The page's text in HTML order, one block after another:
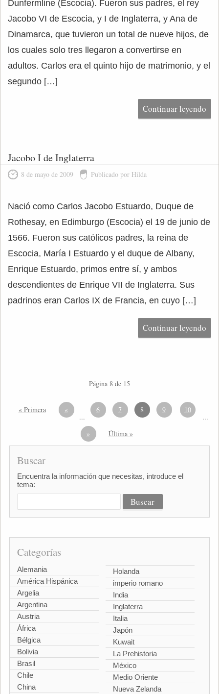
Dunfermline (Escocia). Fueron sus padres, el rey
Jacobo VI de Escocia, y I de Inglaterra, y Ana de
Dinamarca, que tuvieron un total de nueve hijos, de
los cuales solo tres llegaron a convertirse en
adultos. Carlos era el quinto hijo de matrimonio, y el
segundo […]
Continuar leyendo
Jacobo I de Inglaterra
8 de mayo de 2009 Publicado por Hilda
Nació como Carlos Jacobo Estuardo, Duque de
Rothesay, en Edimburgo (Escocia) el 19 de junio de
1566. Fueron sus católicos padres, la reina de
Escocia, María I Estuardo y el duque de Albany,
Enrique Estuardo, primos entre sí, y ambos
descendientes de Enrique VII de Inglaterra. Sus
padrinos eran Carlos IX de Francia, en cuyo […]
Continuar leyendo
Página 8 de 15
« Primera «
...
6 7 8 9 10
...
»
Última »
Buscar
Encuentra la información que necesitas, introduce el
tema:
Categorías
Alemania
América Hispánica
Argelia
Argentina
Austria
África
Bélgica
Bolivia
Brasil
Chile
China
Holanda
imperio romano
India
Inglaterra
Italia
Japón
Kuwait
La Prehistoria
México
Medio Oriente
Nueva Zelanda